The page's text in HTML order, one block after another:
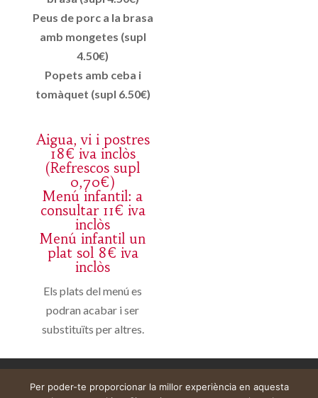
Peus de porc a la brasa
amb mongetes (supl
4.50€)
Popets amb ceba i
tomàquet (supl 6.50€)
Aigua, vi i postres
18€ iva inclòs
(Refrescos supl
0,70€)
Menú infantil: a
consultar 11€ iva
inclòs
Menú infantil un
plat sol 8€ iva
inclòs
Els plats del menú es
podran acabar i ser
substituïts per altres.
Per poder-te proporcionar la millor experiència en aquesta